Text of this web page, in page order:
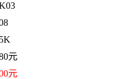
元
元